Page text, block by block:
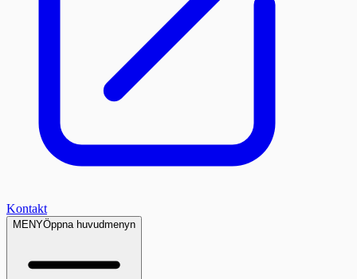
Kontakt
MENYÖppna huvudmenyn